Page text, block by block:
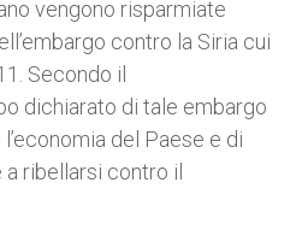
vengono risparmiate
contro la Siria cui
Secondo il
dichiarato di tale embargo
del Paese e di
ribellarsi contro il